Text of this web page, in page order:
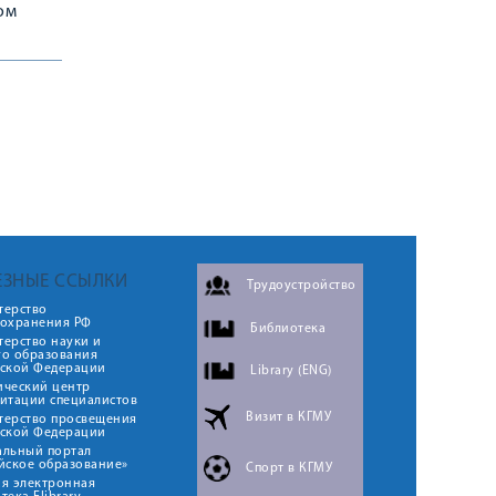
ССЫЛКИ
РФ
науки и
образования
Федерации
центр
специалистов
просвещения
Федерации
портал
образование»
электронная
Трудоустройство
Библиотека
Library (ENG)
Визит в КГМУ
Спорт в КГМУ